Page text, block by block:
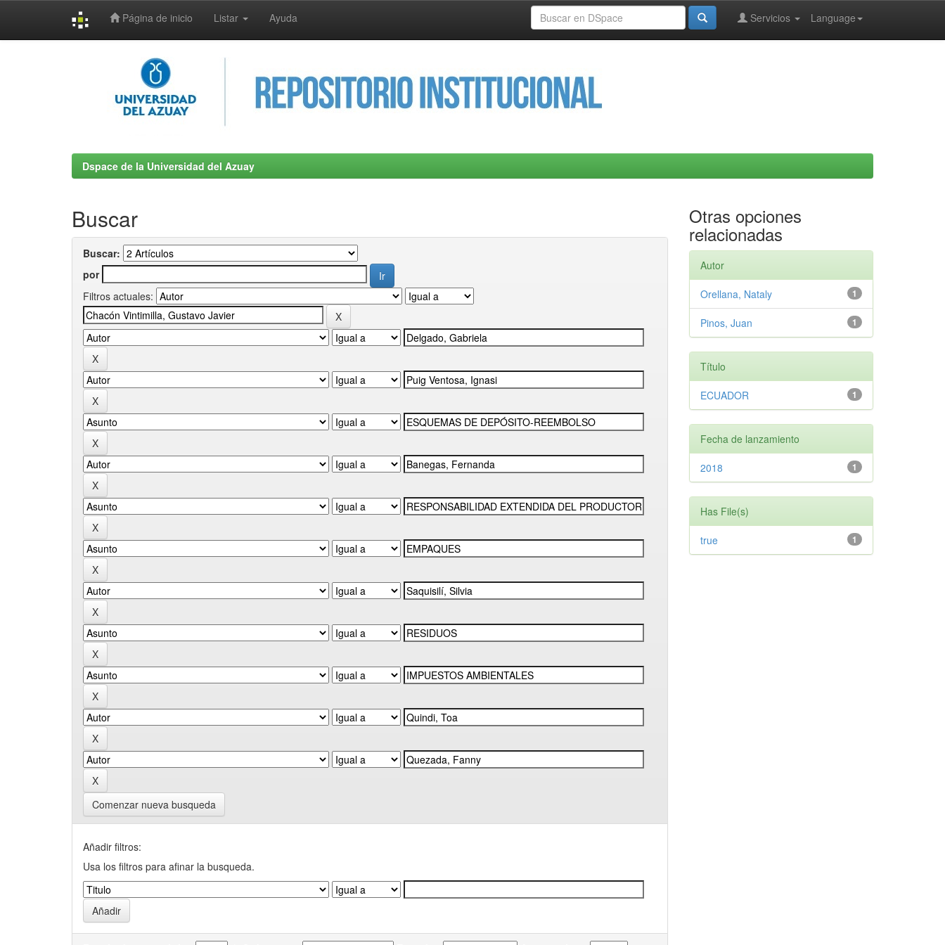
Página de inicio Listar Ayuda Language
Servicios
Dspace de la Universidad del Azuay
Buscar
Buscar:
por
Filtros actuales:
Comenzar nueva busqueda
Añadir filtros:
Usa los filtros para afinar la busqueda.
Otras opciones
relacionadas
Autor
1
Orellana, Nataly
1
Pinos, Juan
Título
1
ECUADOR
Fecha de lanzamiento
1
2018
Has File(s)
1
true